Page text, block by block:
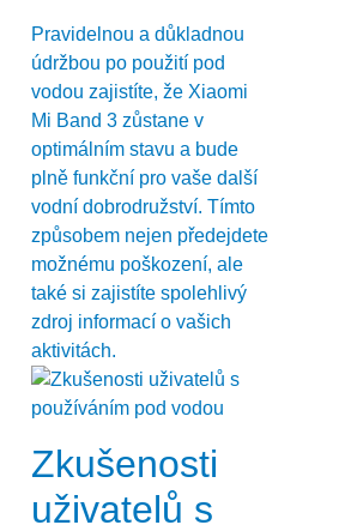
Pravidelnou a důkladnou
údržbou po použití pod
vodou zajistíte, že Xiaomi
Mi Band 3 zůstane v
optimálním stavu a bude
plně funkční pro vaše další
vodní dobrodružství. Tímto
způsobem nejen předejdete
možnému poškození, ale
také si zajistíte spolehlivý
zdroj informací o vašich
aktivitách.
Zkušenosti
uživatelů s